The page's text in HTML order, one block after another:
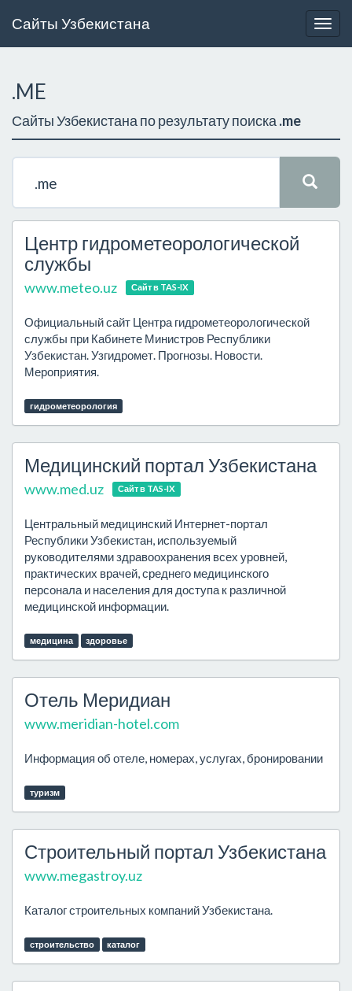
Сайты Узбекистана
.ME
Сайты Узбекистана по результату поиска .me
Центр гидрометеорологической
службы
www.meteo.uz Сайт в TAS-IX
Официальный сайт Центра гидрометеорологической
службы при Кабинете Министров Республики
Узбекистан. Узгидромет. Прогнозы. Новости.
Мероприятия.
гидрометеорология
Медицинский портал Узбекистана
www.med.uz Сайт в TAS-IX
Центральный медицинский Интернет-портал
Республики Узбекистан, используемый
руководителями здравоохранения всех уровней,
практических врачей, среднего медицинского
персонала и населения для доступа к различной
медицинской информации.
медицина здоровье
Отель Меридиан
www.meridian-hotel.com
Информация об отеле, номерах, услугах, бронировании
туризм
Строительный портал Узбекистана
www.megastroy.uz
Каталог строительных компаний Узбекистана.
строительство каталог